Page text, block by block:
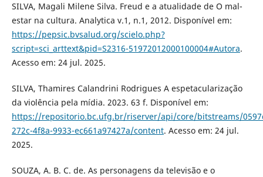
SILVA, Magali Milene Silva. Freud e a atualidade de O mal-
estar na cultura. Analytica v.1, n.1, 2012. Disponível em:
https://pepsic.bvsalud.org/scielo.php?
script=sci_arttext&pid=S2316-51972012000100004#Autora.
Acesso em: 24 jul. 2025.
SILVA, Thamires Calandrini Rodrigues A espetacularização
da violência pela mídia. 2023. 63 f. Disponível em:
https://repositorio.bc.ufg.br/riserver/api/core/bitstreams/
272c-4f8a-9933-ec661a97427a/content. Acesso em: 24 jul.
2025.
SOUZA, A. B. C. de. As personagens da televisão e o